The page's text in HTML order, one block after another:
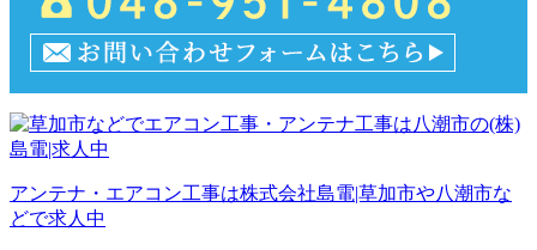
アンテナ・エアコン工事は株式会社島電|草加市や八潮市な
どで求人中